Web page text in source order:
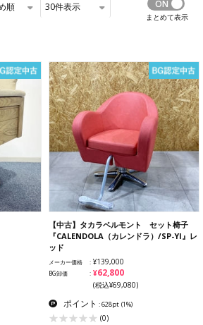
順 30件表示
まとめて表示
【中古】タカラベルモント セット椅子
『CALENDOLA（カレンドラ）/SP-YI』レ
ッド
メーカー価格 ¥139,000
BG卸価 ¥62,800
(税込¥69,080)
ポイント : 628pt (1%)
(0)